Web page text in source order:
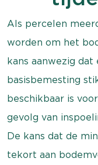
Als percelen
worden om het
kans aanwezig
basisbemesting
beschikbaar is
gevolg van
De kans dat de
tekort aan